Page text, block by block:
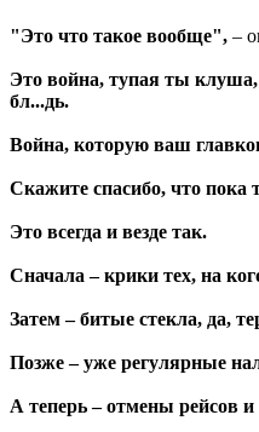
"Это что такое вообще", –
Это война, тупая ты
бл...дь.
Война, которую ваш
Скажите спасибо, что пока
Это всегда и везде так.
Сначала – крики тех, на
Затем – битые стекла, да,
Позже – уже регулярные
А теперь – отмены рейсов